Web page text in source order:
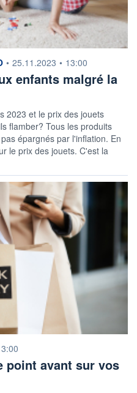
• 25.11.2023 • 13:00
enfants malgré la
2023 et le prix des jouets
flamber? Tous les produits
épargnés par l'inflation. En
le prix des jouets. C'est la
point avant sur vos